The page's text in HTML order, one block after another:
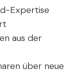
Expertise
aus der
über neue